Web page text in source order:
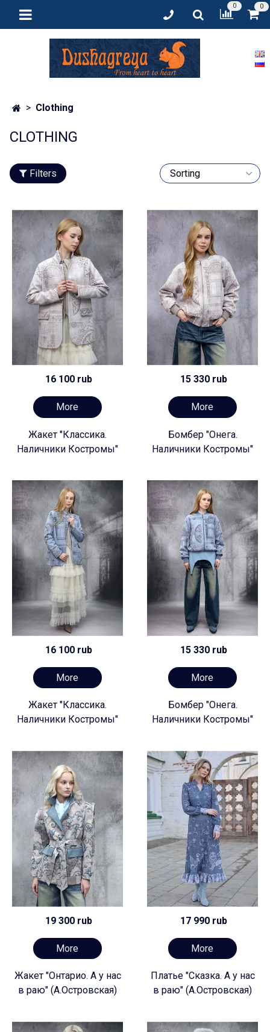
0 0
Clothing
CLOTHING
Filters
16 100 rub
More
Жакет "Классика.
Наличники Костромы"
15 330 rub
More
Бомбер "Онега.
Наличники Костромы"
16 100 rub
More
Жакет "Классика.
Наличники Костромы"
15 330 rub
More
Бомбер "Онега.
Наличники Костромы"
19 300 rub
More
Жакет "Онтарио. А у нас
в раю" (А.Островская)
17 990 rub
More
Платье "Сказка. А у нас
в раю" (А.Островская)